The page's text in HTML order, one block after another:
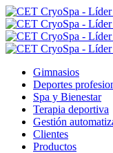
Gimnasios
Deportes
Spa y Bienestar
Terapia deportiva
Gestión
Clientes
Productos